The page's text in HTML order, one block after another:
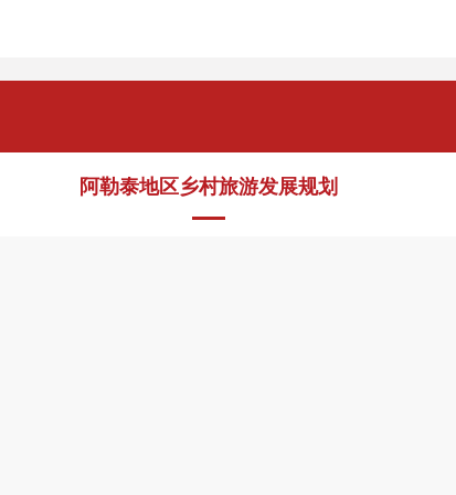
阿勒泰地区乡村旅游发展规划